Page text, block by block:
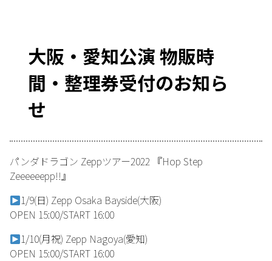
大阪・愛知公演 物販時
間・整理券受付のお知ら
せ
パンダドラゴン Zeppツアー2022 『Hop Step
Zeeeeeepp!!』
1/9(日) Zepp Osaka Bayside(大阪)
OPEN 15:00/START 16:00
1/10(月祝) Zepp Nagoya(愛知)
OPEN 15:00/START 16:00